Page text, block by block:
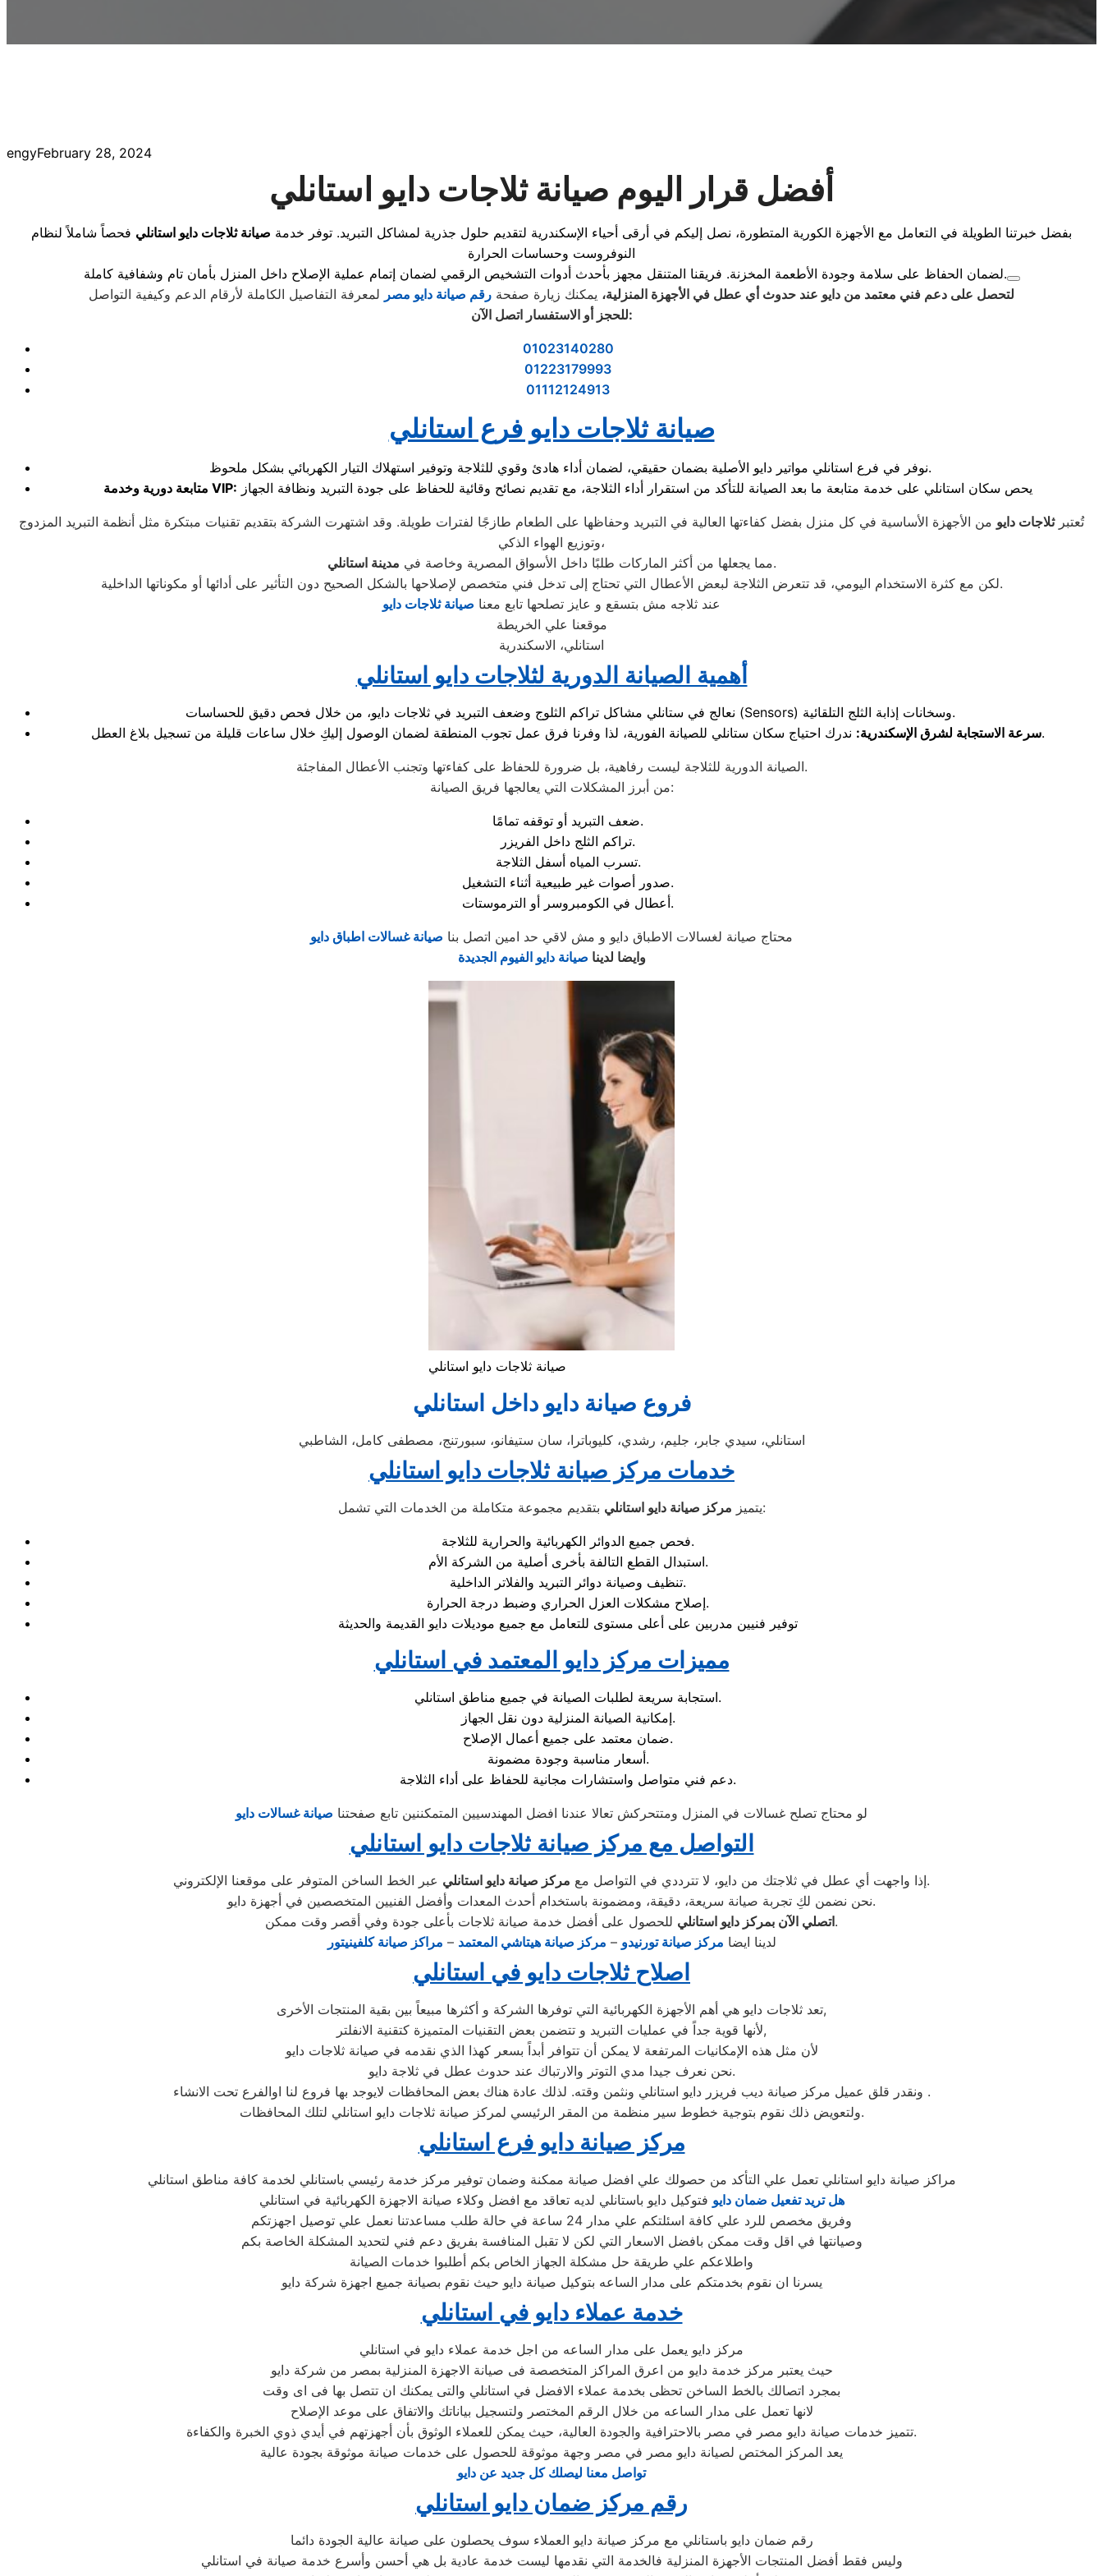
engyFebruary 28, 2024
أفضل قرار اليوم صيانة ثلاجات دايو استانلي
بفضل خبرتنا الطويلة في التعامل مع الأجهزة الكورية المتطورة، نصل إليكم في أرقى أحياء الإسكندرية لتقديم حلول جذرية لمشاكل التبريد. توفر خدمة صيانة ثلاجات دايو استانلي فحصاً شاملاً لنظام
النوفروست وحساسات الحرارة
لضمان الحفاظ على سلامة وجودة الأطعمة المخزنة. فريقنا المتنقل مجهز بأحدث أدوات التشخيص الرقمي لضمان إتمام عملية الإصلاح داخل المنزل بأمان تام وشفافية كاملة.
لتحصل على دعم فني معتمد من دايو عند حدوث أي عطل في الأجهزة المنزلية، يمكنك زيارة صفحة رقم صيانة دايو مصر لمعرفة التفاصيل الكاملة لأرقام الدعم وكيفية التواصل
للحجز أو الاستفسار اتصل الآن:
01023140280
01223179993
01112124913
صيانة ثلاجات دايو فرع استانلي
نوفر في فرع استانلي مواتير دايو الأصلية بضمان حقيقي، لضمان أداء هادئ وقوي للثلاجة وتوفير استهلاك التيار الكهربائي بشكل ملحوظ.
متابعة دورية وخدمة VIP: يحص سكان استانلي على خدمة متابعة ما بعد الصيانة للتأكد من استقرار أداء الثلاجة، مع تقديم نصائح وقائية للحفاظ على جودة التبريد ونظافة الجهاز
تُعتبرثلاجات دايو من الأجهزة الأساسية في كل منزل بفضل كفاءتها العالية في التبريد وحفاظها على الطعام طازجًا لفترات طويلة. وقد اشتهرت الشركة بتقديم تقنيات مبتكرة مثل أنظمة التبريد المزدوج
وتوزيع الهواء الذكي،
مما يجعلها من أكثر الماركات طلبًا داخل الأسواق المصرية وخاصة في مدينة استانلي
.
لكن مع كثرة الاستخدام اليومي، قد تتعرض الثلاجة لبعض الأعطال التي تحتاج إلى تدخل فني متخصص لإصلاحها بالشكل الصحيح دون التأثير على أدائها أو مكوناتها الداخلية.
عند ثلاجه مش بتسقع و عايز تصلحها تابع معنا صيانة ثلاجات دايو
موقعنا علي الخريطة
استانلي، الاسكندرية
أهمية الصيانة الدورية لثلاجات دايو استانلي
نعالج في ستانلي مشاكل تراكم الثلوج وضعف التبريد في ثلاجات دايو، من خلال فحص دقيق للحساسات (Sensors) وسخانات إذابة الثلج التلقائية.
سرعة الاستجابة لشرق الإسكندرية:ندرك احتياج سكان ستانلي للصيانة الفورية، لذا وفرنا فرق عمل تجوب المنطقة لضمان الوصول إليكِ خلال ساعات قليلة من تسجيل بلاغ العطل.
الصيانة الدورية للثلاجة ليست رفاهية، بل ضرورة للحفاظ على كفاءتها وتجنب الأعطال المفاجئة.
من أبرز المشكلات التي يعالجها فريق الصيانة:
ضعف التبريد أو توقفه تمامًا.
تراكم الثلج داخل الفريزر.
تسرب المياه أسفل الثلاجة.
صدور أصوات غير طبيعية أثناء التشغيل.
أعطال في الكومبروسر أو الترموستات.
محتاج صيانة لغسالات الاطباق دايو و مش لاقي حد امين اتصل بنا صيانة غسالات اطباق دايو
وايضا لدينا صيانة دايو الفيوم الجديدة
صيانة ثلاجات دايو استانلي
فروع صيانة دايو داخل استانلي
استانلي، سيدي جابر، جليم، رشدي، كليوباترا، سان ستيفانو، سبورتنج، مصطفى كامل، الشاطبي
خدمات مركز صيانة ثلاجات دايو استانلي
يتميز مركز صيانة دايو استانلي بتقديم مجموعة متكاملة من الخدمات التي تشمل:
فحص جميع الدوائر الكهربائية والحرارية للثلاجة.
استبدال القطع التالفة بأخرى أصلية من الشركة الأم.
تنظيف وصيانة دوائر التبريد والفلاتر الداخلية.
إصلاح مشكلات العزل الحراري وضبط درجة الحرارة.
توفير فنيين مدربين على أعلى مستوى للتعامل مع جميع موديلات دايو القديمة والحديثة
مميزات مركز دايو المعتمد في استانلي
استجابة سريعة لطلبات الصيانة في جميع مناطق استانلي.
إمكانية الصيانة المنزلية دون نقل الجهاز.
ضمان معتمد على جميع أعمال الإصلاح.
أسعار مناسبة وجودة مضمونة.
دعم فني متواصل واستشارات مجانية للحفاظ على أداء الثلاجة.
لو محتاج تصلح غسالات في المنزل ومتتحركش تعالا عندنا افضل المهندسيين المتمكننين تابع صفحتنا صيانة غسالات دايو
التواصل مع مركز صيانة ثلاجات دايو استانلي
إذا واجهت أي عطل في ثلاجتك من دايو، لا تترددي في التواصل مع مركز صيانة دايو استانلي
عبر الخط الساخن المتوفر على موقعنا الإلكتروني.
نحن نضمن لكِ تجربة صيانة سريعة، دقيقة، ومضمونة باستخدام أحدث المعدات وأفضل الفنيين المتخصصين في أجهزة دايو.
اتصلي الآن بمركز دايو استانليللحصول على أفضل خدمة صيانة ثلاجات بأعلى جودة وفي أقصر وقت ممكن.
لدينا ايضا مركز صيانة تورنيدو – مركز صيانة هيتاشي المعتمد – مراكز صيانة كلفينيتور
اصلاح ثلاجات دايو في استانلي
تعد ثلاجات دايو هي أهم الأجهزة الكهربائية التي توفرها الشركة و أكثرها مبيعاً بين بقية المنتجات الأخرى,
لأنها قوية جداً في عمليات التبريد و تتضمن بعض التقنيات المتميزة كتقنية الانفلتر,
لأن مثل هذه الإمكانيات المرتفعة لا يمكن أن تتوافر أبداً بسعر كهذا الذي نقدمه في صيانة ثلاجات دايو
نحن نعرف جيدا مدي التوتر والارتباك عند حدوث عطل في ثلاجة دايو.
ونقدر قلق عميل مركز صيانة ديب فريزر دايو استانلي ونثمن وقته. لذلك عادة هناك بعض المحافظات لايوجد بها فروع لنا اوالفرع تحت الانشاء .
ولتعويض ذلك نقوم بتوجية خطوط سير منظمة من المقر الرئيسي لمركز صيانة ثلاجات دايو استانلي لتلك المحافظات.
مركز صيانة دايو فرع استانلي
مراكز صيانة دايو استانلي تعمل علي التأكد من حصولك علي افضل صيانة ممكنة وضمان توفير مركز خدمة رئيسي باستانلي لخدمة كافة مناطق استانلي
هل تريد تفعيل ضمان دايو فتوكيل دايو باستانلي لديه تعاقد مع افضل وكلاء صيانة الاجهزة الكهربائية في استانلي
وفريق مخصص للرد علي كافة اسئلتكم علي مدار 24 ساعة في حالة طلب مساعدتنا نعمل علي توصيل اجهزتكم
وصيانتها في اقل وقت ممكن بافضل الاسعار التي لكن لا تقبل المنافسة بفريق دعم فني لتحديد المشكلة الخاصة بكم
واطلاعكم علي طريقة حل مشكلة الجهاز الخاص بكم أطلبوا خدمات الصيانة
يسرنا ان نقوم بخدمتكم على مدار الساعه بتوكيل صيانة دايو حيث نقوم بصيانة جميع اجهزة شركة دايو
خدمة عملاء دايو في استانلي
مركز دايو يعمل على مدار الساعه من اجل خدمة عملاء دايو في استانلي
حيث يعتبر مركز خدمة دايو من اعرق المراكز المتخصصة فى صيانة الاجهزة المنزلية بمصر من شركة دايو
بمجرد اتصالك بالخط الساخن تحظى بخدمة عملاء الافضل في استانلي والتى يمكنك ان تتصل بها فى اى وقت
لانها تعمل على مدار الساعه من خلال الرقم المختصر ولتسجيل بياناتك والاتفاق على موعد الإصلاح
تتميز خدمات صيانة دايو مصر في مصر بالاحترافية والجودة العالية، حيث يمكن للعملاء الوثوق بأن أجهزتهم في أيدي ذوي الخبرة والكفاءة.
يعد المركز المختص لصيانة دايو مصر في مصر وجهة موثوقة للحصول على خدمات صيانة موثوقة بجودة عالية
تواصل معنا ليصلك كل جديد عن دايو
رقم مركز ضمان دايو استانلي
رقم ضمان دايو باستانلي مع مركز صيانة دايو العملاء سوف يحصلون على صيانة عالية الجودة دائما
وليس فقط أفضل المنتجات الأجهزة المنزلية فالخدمة التي نقدمها ليست خدمة عادية بل هي أحسن وأسرع خدمة صيانة في استانلي